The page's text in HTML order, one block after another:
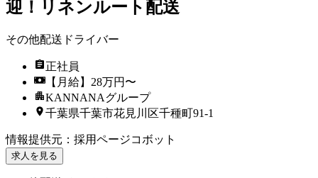
迎！リネンルート配送
その他配送ドライバー
正社員
【月給】28万円〜
KANNANAグループ
千葉県千葉市花見川区千種町91-1
情報提供元 ： 採用ページコボット
求人を見る